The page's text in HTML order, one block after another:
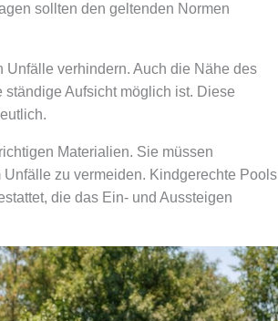
sollten den geltenden Normen
verhindern. Auch die Nähe des
Aufsicht möglich ist. Diese
Materialien. Sie müssen
zu vermeiden. Kindgerechte Pools
die das Ein- und Aussteigen